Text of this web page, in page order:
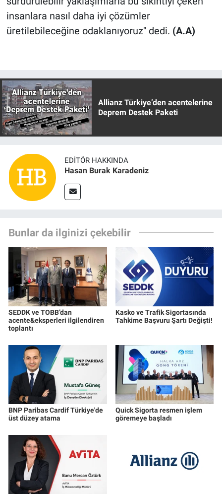
insanlara nasıl daha iyi çözümler
üretilebileceğine odaklanıyoruz" dedi. (A.A)
Allianz Türkiye’den acentelerine
Deprem Destek Paketi
EDITÖR HAKKINDA
Hasan Burak Karadeniz
Bunlar da ilginizi çekebilir
SEDDK ve TOBB’dan
acente&eksperleri ilgilendiren
toplantı
Kasko ve Trafik Sigortasında
Tahkime Başvuru Şartı Değişti!
BNP Paribas Cardif Türkiye'de
üst düzey atama
Quick Sigorta resmen işlem
göremeye başladı